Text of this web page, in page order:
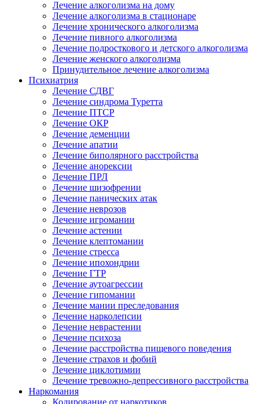
Лечение алкоголизма на дому
Лечение алкоголизма в стационаре
Лечение хронического алкоголизма
Лечение пивного алкоголизма
Лечение подросткового и детского алкоголизма
Лечение женского алкоголизма
Принудительное лечение алкоголизма
Психиатрия
Лечение СДВГ
Лечение синдрома Туретта
Лечение ПТСР
Лечение ОКР
Лечение деменции
Лечение апатии
Лечение биполярного расстройства
Лечение анорексии
Лечение ПРЛ
Лечение шизофрении
Лечение панических атак
Лечение неврозов
Лечение игромании
Лечение астении
Лечение клептомании
Лечение стресса
Лечение ипохондрии
Лечение ГТР
Лечение аутоагрессии
Лечение гипомании
Лечение мании преследования
Лечение нарколепсии
Лечение неврастении
Лечение психоза
Лечение расстройства пищевого поведения
Лечение страхов и фобий
Лечение циклотимии
Лечение тревожно-депрессивного расстройства
Наркомания
Кодирование от наркотиков